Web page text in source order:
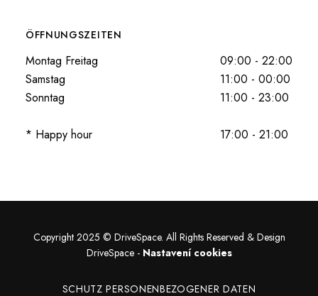
ÖFFNUNGSZEITEN
Montag Freitag
09:00 - 22:00
Samstag
11:00 - 00:00
Sonntag
11:00 - 23:00
* Happy hour 17:00 - 21:00
Copyright 2025 © DriveSpace. All Rights Reserved & Design
DriveSpace- Nastavení cookies
SCHUTZ PERSONENBEZOGENER DATEN